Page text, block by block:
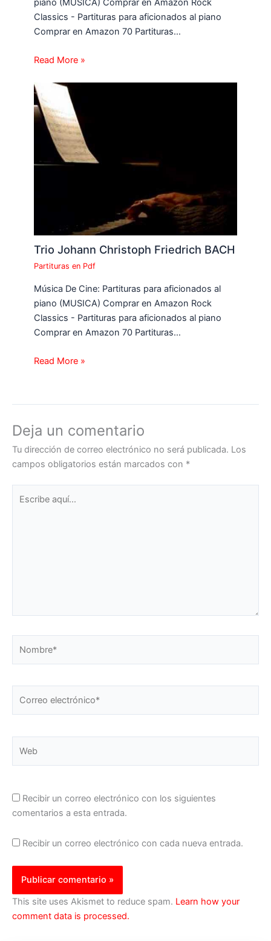
piano (MUSICA) Comprar en Amazon Rock
Classics - Partituras para aficionados al piano
Comprar en Amazon 70 Partituras…
Read More »
Trio Johann Christoph Friedrich BACH
Partituras en Pdf
Música De Cine: Partituras para aficionados al
piano (MUSICA) Comprar en Amazon Rock
Classics - Partituras para aficionados al piano
Comprar en Amazon 70 Partituras…
Read More »
Deja un comentario
Tu dirección de correo electrónico no será publicada. Los
campos obligatorios están marcados con *
aquí...
Recibir un correo electrónico con los siguientes
comentarios a esta entrada.
Recibir un correo electrónico con cada nueva entrada.
This site uses Akismet to reduce spam. Learn how your
comment data is processed.